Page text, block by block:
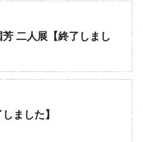
二人展【終了しまし
ました】